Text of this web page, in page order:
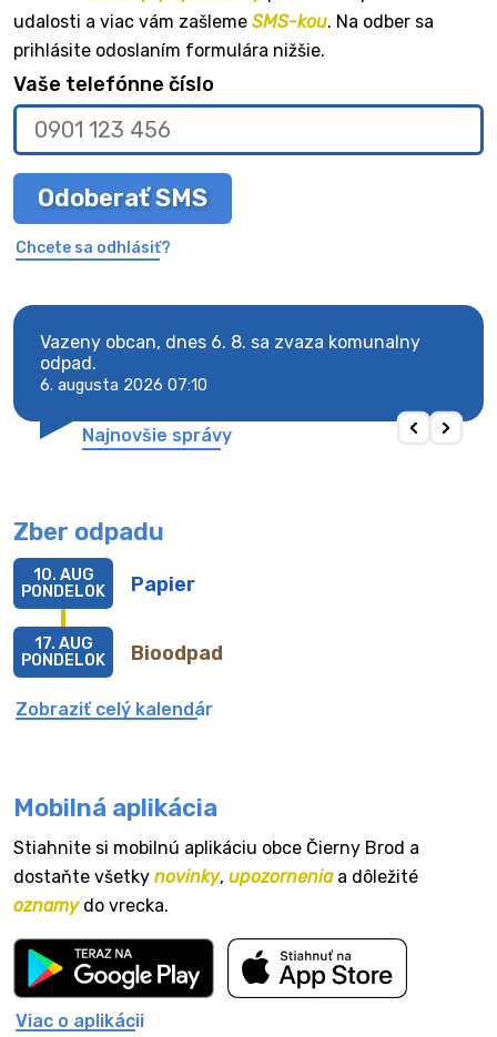
udalosti a viac vám zašleme SMS-kou. Na odber sa
prihlásite odoslaním formulára nižšie.
Vaše telefónne číslo
Odoberať SMS
Chcete sa odhlásiť?
Vazeny obcan, dnes 6. 8. sa zvaza komunalny
odpad.
6. augusta 2026 07:10
Najnovšie správy
Zber odpadu
Papier
10. AUG
PONDELOK
Bioodpad
17. AUG
PONDELOK
Zobraziť celý kalendár
Mobilná aplikácia
Stiahnite si mobilnú aplikáciu obce Čierny Brod a
dostaňte všetky novinky, upozorneniaa dôležité
oznamydo vrecka.
Viac o aplikácii